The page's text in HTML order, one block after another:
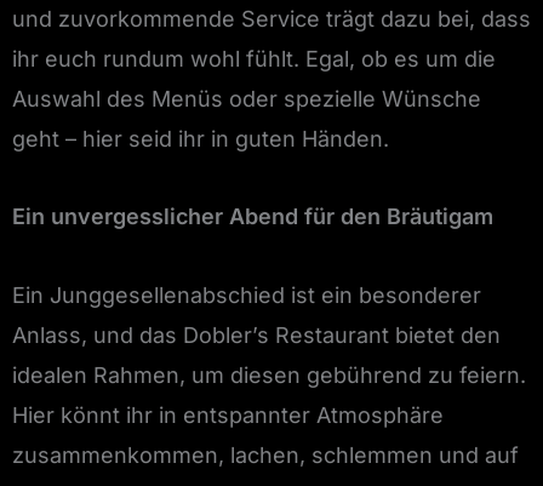
und zuvorkommende Service trägt dazu bei, dass
ihr euch rundum wohl fühlt. Egal, ob es um die
Auswahl des Menüs oder spezielle Wünsche
geht – hier seid ihr in guten Händen.
Ein unvergesslicher Abend für den Bräutigam
Ein Junggesellenabschied ist ein besonderer
Anlass, und das Dobler’s Restaurant bietet den
idealen Rahmen, um diesen gebührend zu feiern.
Hier könnt ihr in entspannter Atmosphäre
zusammenkommen, lachen, schlemmen und auf